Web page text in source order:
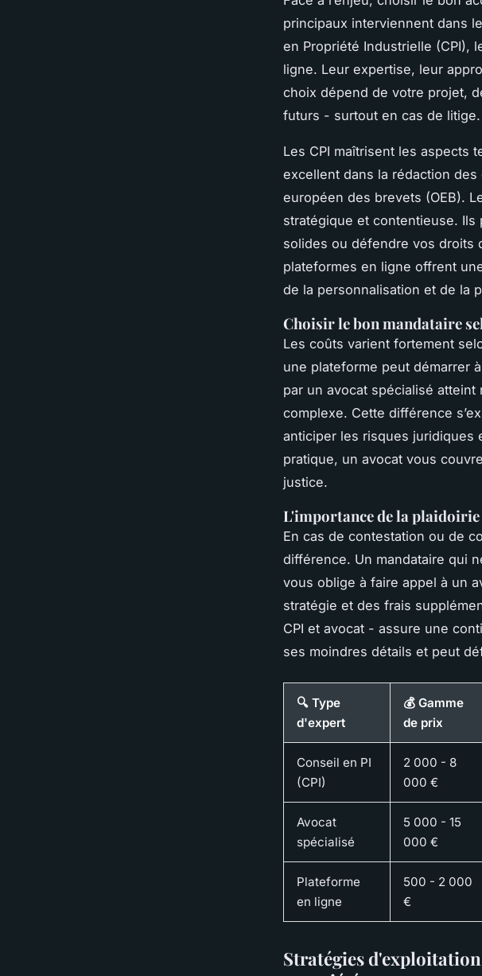
principaux interviennent dans
en Propriété Industrielle (CPI),
ligne. Leur expertise, leur
choix dépend de votre projet,
futurs - surtout en cas de litige.
Les CPI maîtrisent les aspects
excellent dans la rédaction des
européen des brevets (OEB).
stratégique et contentieuse.
solides ou défendre vos droits
plateformes en ligne offrent
de la personnalisation et de la
Choisir le bon mandataire
Les coûts varient fortement
une plateforme peut démarrer à
par un avocat spécialisé atteint
complexe. Cette différence
anticiper les risques juridiques
pratique, un avocat vous
justice.
L'importance de la plaidoirie
En cas de contestation ou de
différence. Un mandataire qui
vous oblige à faire appel à un
stratégie et des frais
CPI et avocat - assure une
ses moindres détails et peut
🔍 Type
d'expert
💰 Gamme
de prix
Conseil en PI
(CPI)
2 000 - 8
000 €
Avocat
spécialisé
5 000 - 15
000 €
Plateforme
en ligne
500 - 2 000
€
Stratégies